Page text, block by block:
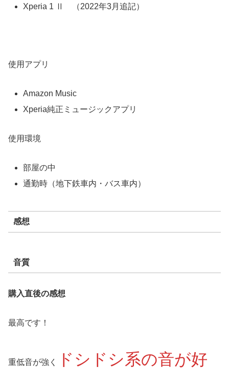
Xperia 1 Ⅱ （2022年3月追記）
使用アプリ
Amazon Music
Xperia純正ミュージックアプリ
使用環境
部屋の中
通勤時（地下鉄車内・バス車内）
感想
音質
購入直後の感想
最高です！
重低音が強く
ドシドシ系の音が好